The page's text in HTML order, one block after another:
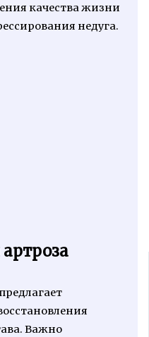
качества жизни
недуга.
Важно